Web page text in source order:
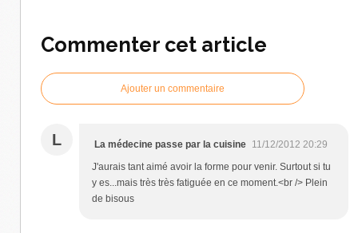
Commenter cet article
Ajouter un commentaire
L La médecine passe par la cuisine 11/12/2012 20:29
J'aurais tant aimé avoir la forme pour venir. Surtout si tu
y es...mais très très fatiguée en ce moment.<br /> Plein
de bisous